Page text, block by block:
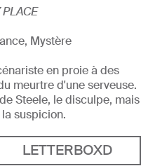
PLACE
Mystère
en proie à des
meurtre d'une serveuse.
Steele, le disculpe, mais
suspicion.
LETTERBOXD